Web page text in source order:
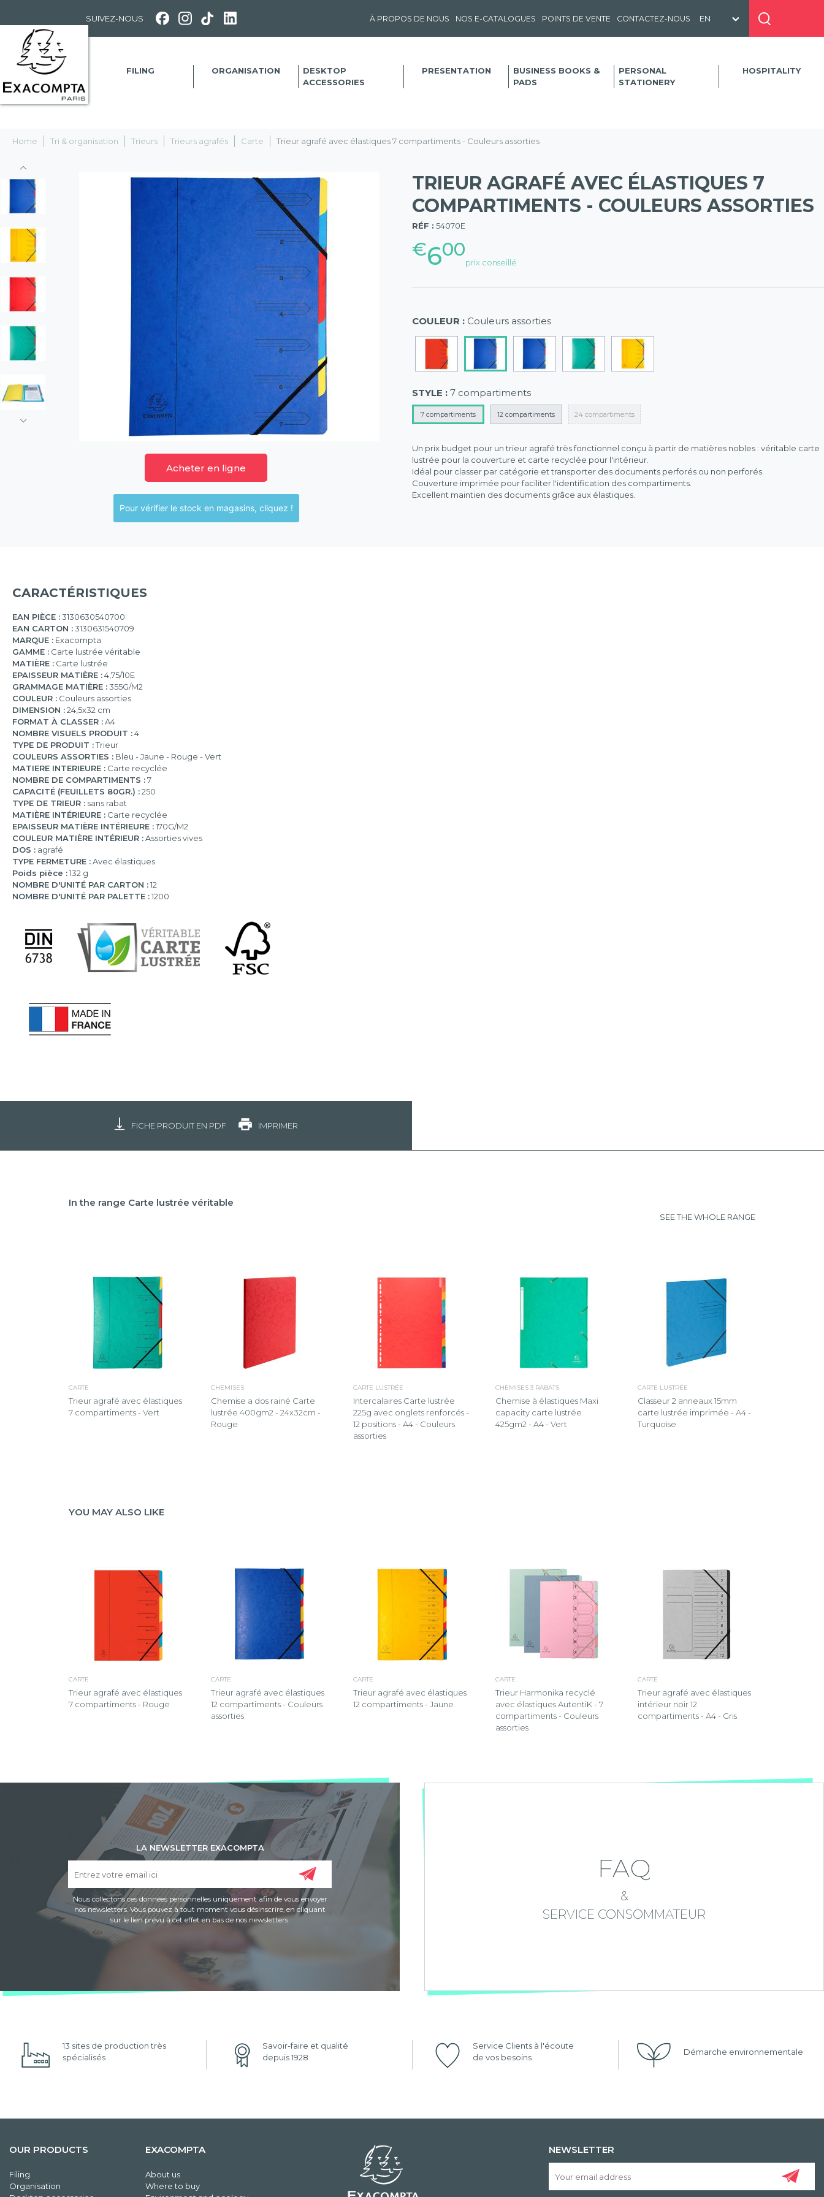
SUIVEZ-NOUS À PROPOS DE NOUS NOS E-CATALOGUES POINTS DE VENTE CONTACTEZ-NOUS
FILING ORGANISATION
DESKTOP
ACCESSORIES
PRESENTATION
BUSINESS BOOKS &
PADS
PERSONAL
STATIONERY
HOSPITALITY
Home Tri & organisation Trieurs Trieurs agrafés Carte Trieur agrafé avec élastiques 7 compartiments - Couleurs assorties
Acheter en ligne
Pour vérifier le stock en magasins, cliquez !
TRIEUR AGRAFÉ AVEC ÉLASTIQUES 7
COMPARTIMENTS - COULEURS ASSORTIES
RÉF : 54070E
€600
prix conseillé
(57)
COULEUR : Couleurs assorties
STYLE : 7 compartiments
7 compartiments 12 compartiments 24 compartiments
Un prix budget pour un trieur agrafé très fonctionnel conçu à partir de matières nobles : véritable carte
lustrée pour la couverture et carte recyclée pour l'intérieur.
Idéal pour classer par catégorie et transporter des documents perforés ou non perforés.
Couverture imprimée pour faciliter l'identification des compartiments.
Excellent maintien des documents grâce aux élastiques.
CARACTÉRISTIQUES
EAN PIÈCE :3130630540700
EAN CARTON :3130631540709
MARQUE : Exacompta
GAMME : Carte lustrée véritable
MATIÈRE : Carte lustrée
EPAISSEUR MATIÈRE :4,75/10E
GRAMMAGE MATIÈRE :355G/M2
COULEUR : Couleurs assorties
DIMENSION :24,5x32 cm
FORMAT À CLASSER :A4
NOMBRE VISUELS PRODUIT :4
TYPE DE PRODUIT :Trieur
COULEURS ASSORTIES : Bleu - Jaune - Rouge - Vert
MATIERE INTERIEURE : Carte recyclée
NOMBRE DE COMPARTIMENTS :7
CAPACITÉ (FEUILLETS 80GR.) :250
TYPE DE TRIEUR : sans rabat
MATIÈRE INTÉRIEURE : Carte recyclée
EPAISSEUR MATIÈRE INTÉRIEURE :170G/M2
COULEUR MATIÈRE INTÉRIEUR :Assorties vives
DOS : agrafé
TYPE FERMETURE :Avec élastiques
Poids pièce :132 g
NOMBRE D'UNITÉ PAR CARTON :12
NOMBRE D'UNITÉ PAR PALETTE :1200
FICHE PRODUIT EN PDF IMPRIMER
In the range Carte lustrée véritable
SEE THE WHOLE RANGE
CARTE
Trieur agrafé avec élastiques
7 compartiments - Vert
CHEMISES
Chemise a dos rainé Carte
lustrée 400gm2 - 24x32cm -
Rouge
CARTE LUSTRÉE
Intercalaires Carte lustrée
225g avec onglets renforcés -
12 positions - A4 - Couleurs
assorties
CHEMISES 3 RABATS
Chemise à élastiques Maxi
capacity carte lustrée
425gm2 - A4 - Vert
CARTE LUSTRÉE
Classeur 2 anneaux 15mm
carte lustrée imprimée - A4 -
Turquoise
YOU MAY ALSO LIKE
CARTE
Trieur agrafé avec élastiques
7 compartiments - Rouge
CARTE
Trieur agrafé avec élastiques
12 compartiments - Couleurs
assorties
CARTE
Trieur agrafé avec élastiques
12 compartiments - Jaune
CARTE
Trieur Harmonika recyclé
avec élastiques AutentiK - 7
compartiments - Couleurs
assorties
CARTE
Trieur agrafé avec élastiques
intérieur noir 12
compartiments - A4 - Gris
LA NEWSLETTER EXACOMPTA
Nous collectons ces données personnelles uniquement afin de vous envoyer
nos newsletters. Vous pouvez à tout moment vous désinscrire, en cliquant
sur le lien prévu à cet effet en bas de nos newsletters.
FAQ
&
SERVICE CONSOMMATEUR
13 sites de production très
spécialisés
Savoir-faire et qualité
depuis 1928
Service Clients à l'écoute
de vos besoins
Démarche environnementale
OUR PRODUCTS
Filing
Organisation
EXACOMPTA
About us
Where to buy
NEWSLETTER